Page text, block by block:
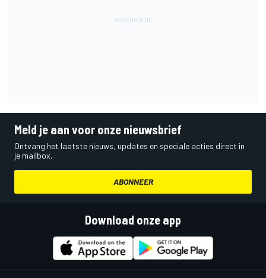
Meld je aan voor onze nieuwsbrief
Ontvang het laatste nieuws, updates en speciale acties direct in
je mailbox.
ABONNEER
Download onze app